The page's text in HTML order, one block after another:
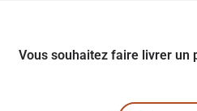
Vous souhaitez faire livrer un